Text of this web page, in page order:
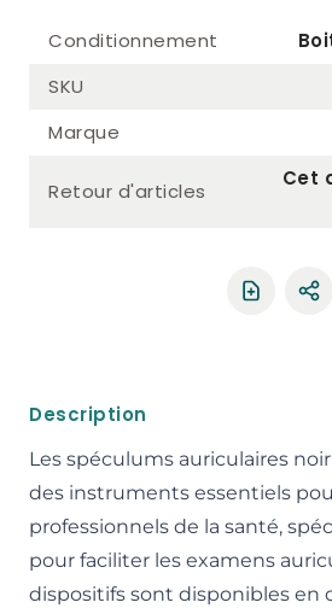
Conditionnement
SKU
Marque
Retour d'articles
Cet
Description
Les spéculums auriculaires noir
des instruments essentiels
professionnels de la santé,
pour faciliter les examens
dispositifs sont disponibles en